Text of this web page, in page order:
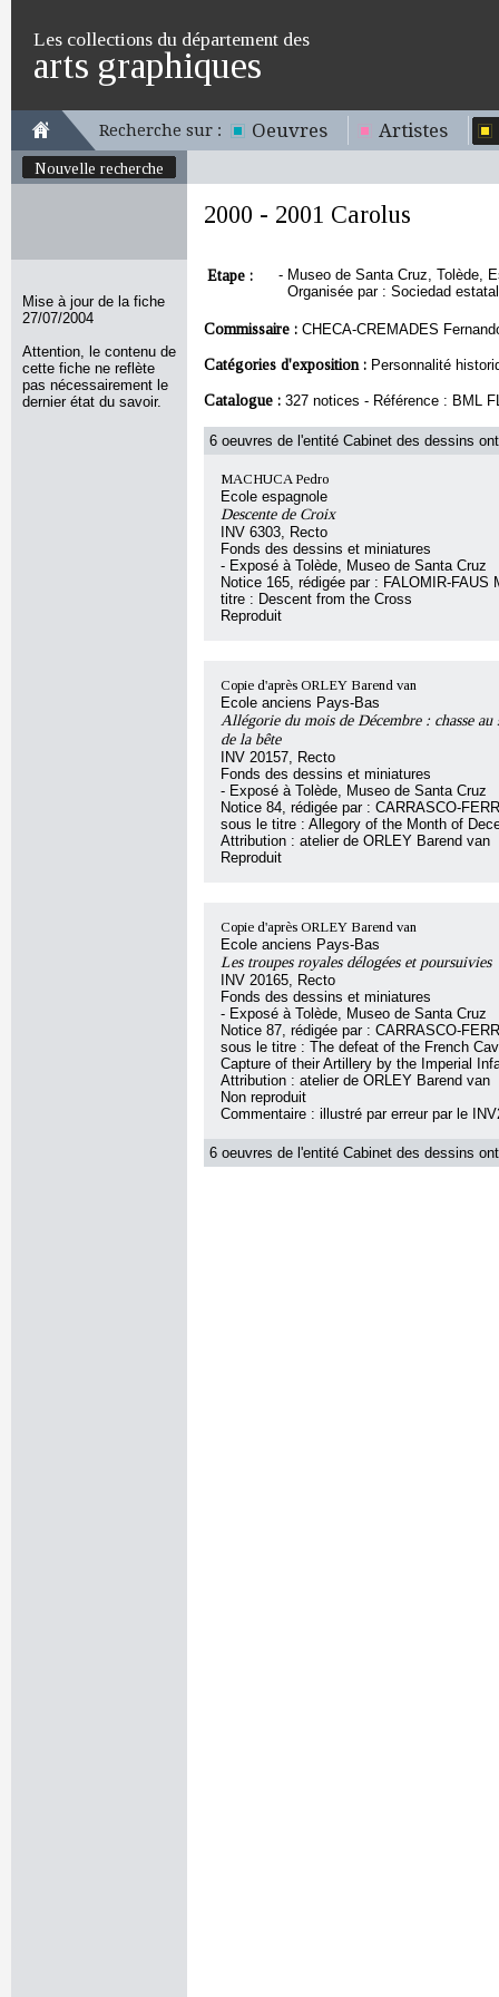
Les collections du département des
arts graphiques
Recherche sur : Oeuvres Artistes
Nouvelle recherche
Mise à jour de la fiche
27/07/2004
Attention, le contenu de
cette fiche ne reflète
pas nécessairement le
dernier état du savoir.
2000 - 2001 Carolus
Etape : - Museo de Santa Cruz, Tolède,
Organisée par : Sociedad
Commissaire : CHECA-CREMADES
Catégories d'exposition : Personnalité
Catalogue : 327 notices - Référence : BML
6 oeuvres de l'entité Cabinet des dessins
MACHUCA Pedro
Ecole espagnole
Descente de Croix
INV 6303, Recto
Fonds des dessins et miniatures
- Exposé à Tolède, Museo de Santa Cruz
Notice 165, rédigée par : FALOMIR-FAUS
titre : Descent from the Cross
Reproduit
Copie d'après ORLEY Barend van
Ecole anciens Pays-Bas
Allégorie du mois de Décembre : chasse au
de la bête
INV 20157, Recto
Fonds des dessins et miniatures
- Exposé à Tolède, Museo de Santa Cruz
Notice 84, rédigée par : CARRASCO-
sous le titre : Allegory of the Month of
Attribution : atelier de ORLEY Barend van
Reproduit
Copie d'après ORLEY Barend van
Ecole anciens Pays-Bas
Les troupes royales délogées et poursuivies
INV 20165, Recto
Fonds des dessins et miniatures
- Exposé à Tolède, Museo de Santa Cruz
Notice 87, rédigée par : CARRASCO-
sous le titre : The defeat of the French
Capture of their Artillery by the Imperial
Attribution : atelier de ORLEY Barend van
Non reproduit
Commentaire : illustré par erreur par le
6 oeuvres de l'entité Cabinet des dessins